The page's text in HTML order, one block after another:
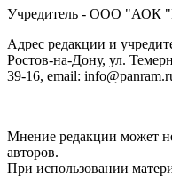
Учредитель - ООО "АОК
Адрес редакции и
Ростов-на-Дону, ул.
39-16, email:
Мнение редакции может
авторов.
При использовании